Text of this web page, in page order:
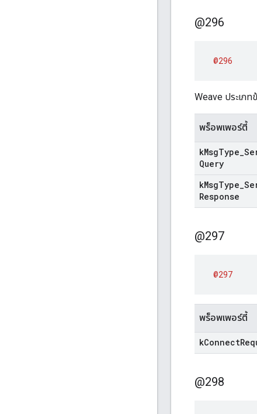
@296
@296
Weave ประเภท
พร็อพเพอร์ตี้
kMsgType
Query
kMsgType
Response
@297
@297
พร็อพเพอร์ตี้
kConnect
@298